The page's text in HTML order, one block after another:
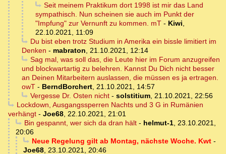
Seit meinem Praktikum dort 1998 ist mir das Land
sympathisch. Nun scheinen sie auch im Punkt der
"Impfung" zur Vernunft zu kommen. mT - Kiwi,
22.10.2021, 11:09
Du bist eben trotz Studium in Amerika ein bissle limitiert im
Denken - mabraton, 21.10.2021, 12:14
Sag mal, was soll das, die Leute hier im Forum anzugreifen
und blockwartartig zu belehren. Kannst Du Dich nicht besser
an Deinen Mitarbeitern auslassen, die müssen es ja ertragen.
owT - BerndBorchert, 21.10.2021, 14:57
Vergesse Dr. Osten nicht- solstitium, 21.10.2021, 22:56
Lockdown, Ausgangssperren Nachts und 3 G in Rumänien
verhängt - Joe68, 22.10.2021, 21:01
Bin gespannt, wer sich da dran hält- helmut-1, 23.10.2021,
20:06
Neue Regelung gilt ab Montag, nächste Woche. Kwt-
Joe68, 23.10.2021, 20:46